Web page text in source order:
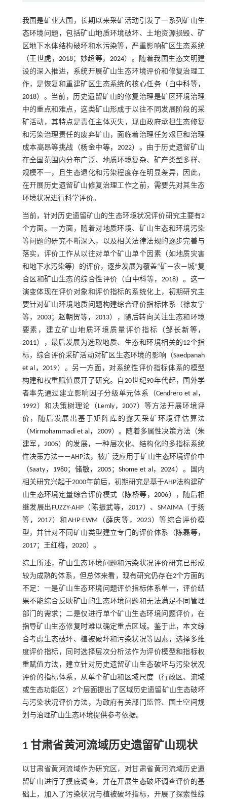
我国是矿业大国，长期以来采矿活动引发了一系列矿山生
态环境问题，包括矿山地质环境破坏、土地资源损毁、矿
区地下水体结构破坏和水污染等，严重影响矿区生态系统
（ 王世虎，2018； 妙超等，2024）。随着我国生态文明建
设的深入推进，系统开展矿山生态环境评价和修复治理工
作，是恢复和重建矿区生态系统的核心任务（ 白中科等，
2018）。当前，历史遗留矿山的修复治理是矿区环境治理
中的重点和难点，这类矿山形成于以往不同发展阶段的采
矿活动，其特点是责任主体灭失，现由政府承担生态修复
和污染治理责任的废弃矿山，面临着治理任务艰巨和治理
成本高昂等挑战（杨金中等，2022）。由于历史遗留矿山
在全国范围内分布广泛、地质环境复杂、矿产类型多样、
规模不一，且生态退化和污染程度存在明显差异，因此，
在开展历史遗留矿山修复治理工作之前，需要先对其生态
环境状况进行科学评价。
当前，针对历史遗留矿山的生态环境状况评价研究主要有2
个方面。一方面，随着对地质环境、矿山生态和环境污染
等问题的研究不断深入，以及相关法律法规的逐步完善与
落实，评价工作从以往对单个矿山单个因素（如地质灾害
和地下水污染等）的评价，逐步发展为覆盖“矿—农—城”复
合区和矿山生态的综合性评价（ 白中科等，2018）。这一
演变体现在评价对象和评价指标的系统化上，初期研究主
要针对矿山环境地质问题构建综合评价指标体系（徐友宁
等，2003； 赵朝贺等，2013），随后转向关注生态和环境
要素，建立矿山地质环境质量评价指标（邹长新等，
2011），最后发展为选取地质、生态和环境相关的12个指
标，综合评价采矿活动对矿区生态环境的影响（Saedpanah
et al，2019）。另一方面，对系统性评价指标体系的模型
构建和权重赋值展开了研究。自20世纪90年代起，国外学
者率先通过建立影响因子分级单元体系（Cendrero et al，
1992）和决策树理论（ Lemly，2007）等方法开展环境评
价，随后发展出基于矩阵库的露天采矿环境评估算法
（Mirmohammadi et al，2009）。随着多属性决策方法（朱
建军，2005）的发展，一种层次化、结构化的多指标系统
性决策方法——AHP法，被广泛应用于矿山生态环境评价中
（Saaty，1980； 储敏，2005；Shome et al，2024）。国内
相关研究兴起于2000年前后，初期研究是基于AHP法构建矿
山生态环境定量综合评价模式（ 陈桥等，2006），随后相
继发展出FUZZY-AHP（ 陈振武等，2017）、SMAIMA（于扬
等，2017）和AHP-EWM（ 薛庆等，2023）等综合评价模
型，并针对不同矿山类型建立专门的评价体系（ 陈磊等，
2017； 王红梅，2020）。
综上所述，矿山生态环境问题和污染状况评价研究已形成
较为成熟的体系，但总体来看，现有研究仍存在2个方面的
不足：一是矿山生态环境问题评价指标体系单一，评价结
果不能综合反映矿山的生态环境问题和无法满足不同管理
部门的需求；二是仅进行单个矿山生态环境问题评价，在
指导矿山生态修复时难以确定重点区域。鉴于此，本文综
合考虑生态破坏、植被破坏和污染状况等因素，选择多维
度评价指标，同时选择层次分析法作为评价模型和指标权
重赋值方法，建立针对历史遗留矿山生态破坏与污染状况
评价的指标体系，从单个矿山和区域尺度（行政区、流域
或生态功能区）2个层面提出了区域历史遗留矿山生态破坏
与污染状况评价方法，为政府有关部门监管、国土空间规
划与治理矿山生态环境提供参考依据。
1 甘肃省黄河流域历史遗留矿山现状
以甘肃省黄河流域作为研究区，对甘肃省黄河流域历史遗
留矿山进行了摸底调查，并在开展生态破坏调查评价的基
础上，加入了污染状况与植被破坏指标，开展了探索性综